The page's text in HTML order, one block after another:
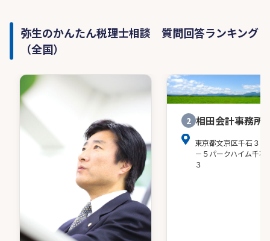
弥生のかんたん税理士相談 質問回答ランキング
（全国）
2 相田会計事務所
東京都文京区千石３－
－５パークハイム千石
３